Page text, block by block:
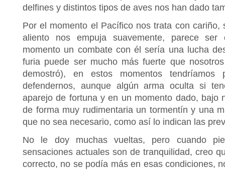
delfines y distintos tipos de aves nos han dado
Por el momento el Pacífico nos trata con cariño,
aliento nos empuja suavemente, parece
momento un combate con él sería una lucha
furia puede ser mucho más fuerte que
demostró), en estos momentos tendríamos
defendernos, aunque algún arma oculta si
aparejo de fortuna y en un momento dado, bajo
de forma muy rudimentaria un tormentín y una
que no sea necesario, como así lo indican las
No le doy muchas vueltas, pero cuando
sensaciones actuales son de tranquilidad, creo
correcto, no se podía más en esas condiciones,